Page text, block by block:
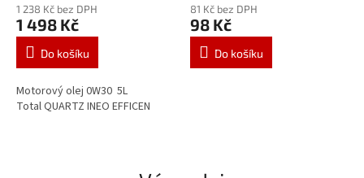
1 238 Kč bez DPH
1 498 Kč
Do košíku
Motorový olej 0W30 5L
Total QUARTZ INEO EFFICEN
81 Kč bez DPH
98 Kč
Do košíku